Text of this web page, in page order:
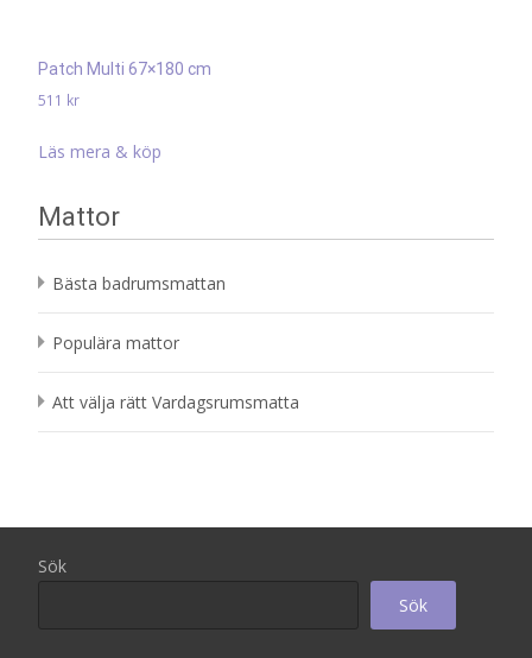
Patch Multi 67×180 cm
511 kr
Läs mera & köp
Mattor
Bästa badrumsmattan
Populära mattor
Att välja rätt Vardagsrumsmatta
Sök
Sök